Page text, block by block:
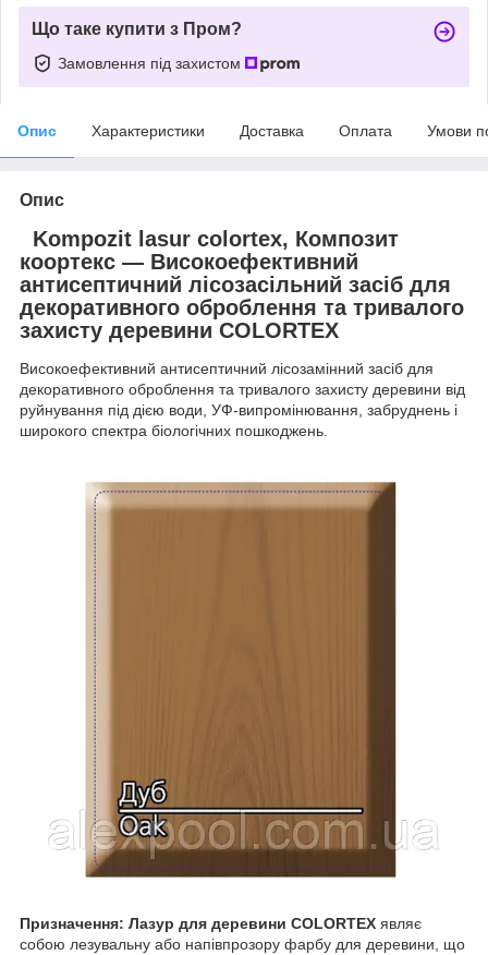
Що таке купити з Пром?
Замовлення під захистом
Опис Характеристики Доставка Оплата Умови
Опис
Kompozit lasur colortex, Композит
коортекс — Високоефективний
антисептичний лісозасільний засіб для
декоративного оброблення та тривалого
захисту деревини COLORTEX
Високоефективний антисептичний лісозамінний засіб для
декоративного оброблення та тривалого захисту деревини від
руйнування під дією води, УФ-випромінювання, забруднень і
широкого спектра біологічних пошкоджень.
Призначення: Лазур для деревини COLORTEX являє
собою лезувальну або напівпрозору фарбу для деревини, що